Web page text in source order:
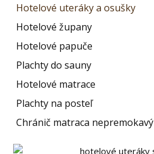
Hotelové uteráky a osušky
Hotelové župany
Hotelové papuče
Plachty do sauny
Hotelové matrace
Plachty na posteľ
Chránič matraca nepremokavý